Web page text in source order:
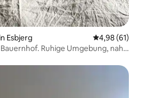
Esbjerg
4,98 (61)
Ruhige Umgebung, nah